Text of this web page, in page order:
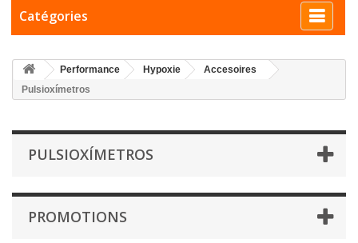
Catégories
Performance Hypoxie
Accesoires
Pulsioxímetros
PULSIOXÍMETROS
PROMOTIONS